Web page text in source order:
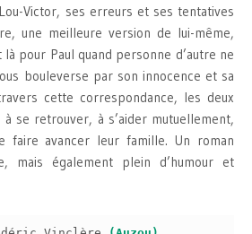
Victor, ses erreurs et ses tentatives
une meilleure version de lui-même,
pour Paul quand personne d’autre ne
bouleverse par son innocence et sa
cette correspondance, les deux
se retrouver, à s’aider mutuellement,
faire avancer leur famille. Un roman
mais également plein d’humour et